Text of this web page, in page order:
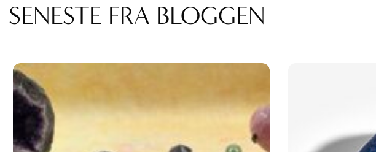
SENESTE FRA BLOGGEN